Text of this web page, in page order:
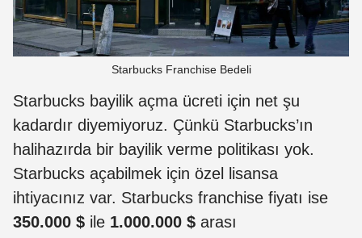
Starbucks Franchise Bedeli
Starbucks bayilik açma ücreti için net şu
kadardır diyemiyoruz. Çünkü Starbucks’ın
halihazırda bir bayilik verme politikası yok.
Starbucks açabilmek için özel lisansa
ihtiyacınız var. Starbucks franchise fiyatı ise
350.000 $ ile 1.000.000 $ arası